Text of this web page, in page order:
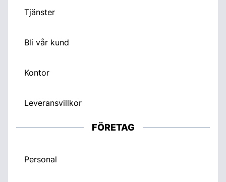
Tjänster
Bli vår kund
Kontor
Leveransvillkor
FÖRETAG
Personal